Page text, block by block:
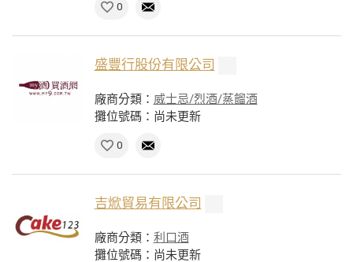
0
盛豐行股份有限公司
廠商分類： 威士忌/烈酒/蒸餾酒
攤位號碼：尚未更新
0
吉焮貿易有限公司
廠商分類： 利口酒
攤位號碼：尚未更新